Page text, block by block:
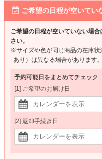
ご希望の日程が空いてい
ご希望の日程が空いていない場合
さい。
※サイズや色が同じ商品の在庫状
あり）は異なる場合があります。
予約可能日をまとめてチェック
[1] ご希望のお届け日
[2] 返却手続き日